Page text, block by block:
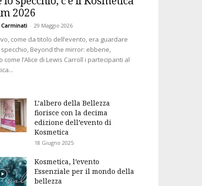
2026
Carminati - 29 Maggio 2026
come da titolo dell’evento, era guardare
Beyond the mirror: ebbene,
come l’Alice di Lewis Carroll i partecipanti al
L’albero della Bellezza
fiorisce con la decima
edizione dell’evento di
Kosmetica
18 Giugno 2025
Kosmetica, l’evento
Essenziale per il mondo della
bellezza